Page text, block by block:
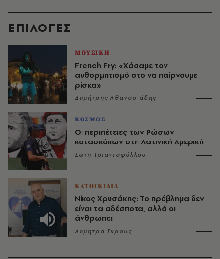
EΠΙΛΟΓΈΣ
ΜΟΥΣΙΚΗ
French Fry: «Χάσαμε τον
αυθορμητισμό στο να παίρνουμε
ρίσκα»
Δημήτρης Αθανασιάδης
ΚΟΣΜΟΣ
Οι περιπέτειες των Ρώσων
κατασκόπων στη Λατινική Αμερική
Σώτη Τριανταφύλλου
ΚΑΤΟΙΚΙΔΙΑ
Νίκος Χρυσάκης: Το πρόβλημα δεν
είναι τα αδέσποτα, αλλά οι
άνθρωποι
Δήμητρα Γκρους